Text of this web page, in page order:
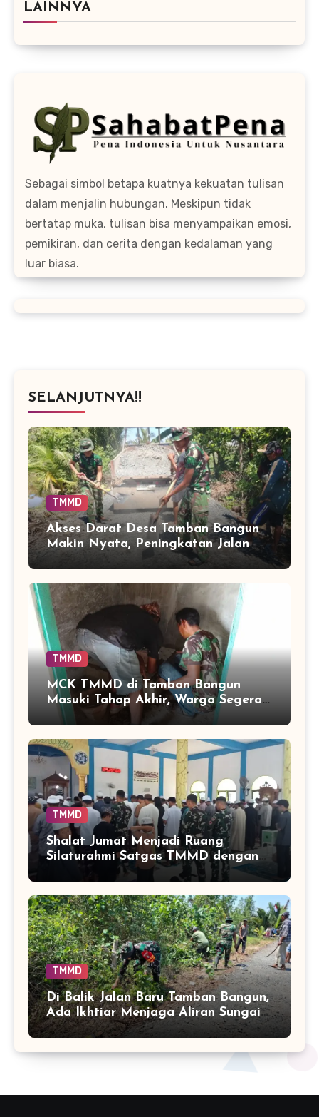
LAINNYA
Sebagai simbol betapa kuatnya kekuatan tulisan
dalam menjalin hubungan. Meskipun tidak
bertatap muka, tulisan bisa menyampaikan emosi,
pemikiran, dan cerita dengan kedalaman yang
luar biasa.
SELANJUTNYA!!
TMMD
Akses Darat Desa Tamban Bangun
Makin Nyata, Peningkatan Jalan
TMMD Sentuh 90 Persen
TMMD
MCK TMMD di Tamban Bangun
Masuki Tahap Akhir, Warga Segera
Nikmati Fasilitas Sanitasi yang
Lebih Layak
TMMD
Shalat Jumat Menjadi Ruang
Silaturahmi Satgas TMMD dengan
Warga Tamban Bangun
TMMD
Di Balik Jalan Baru Tamban Bangun,
Ada Ikhtiar Menjaga Aliran Sungai
Tetap Hidup